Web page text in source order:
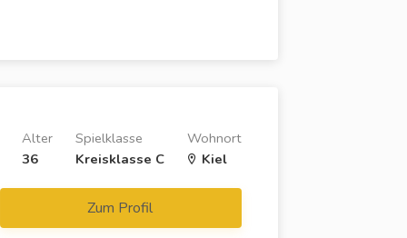
Wohnort
Kiel
Spielklasse
Kreisklasse C
Alter
36
Zum Profil